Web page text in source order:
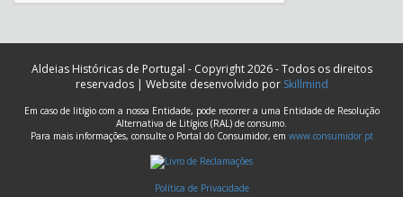
Aldeias Históricas de Portugal - Copyright 2026 - Todos os direitos
reservados | Website desenvolvido por Skillmind
Em caso de litígio com a nossa Entidade, pode recorrer a uma Entidade de Resolução
Alternativa de Litígios (RAL) de consumo.
Para mais informações, consulte o Portal do Consumidor, em www.consumidor.pt
Política de Privacidade